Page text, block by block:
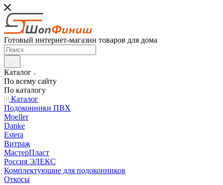
Готовый интернет-магазин товаров для дома
Каталог
По всему сайту
По каталогу
Каталог
Подоконники ПВХ
Moeller
Danke
Estera
Витраж
МастерПласт
Россия ЭЛЕКС
Комплектующие для подоконников
Откосы